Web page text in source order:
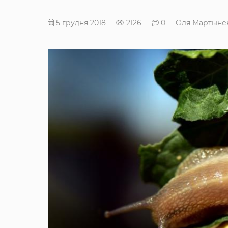
5 грудня 2018 2126 0 Оля